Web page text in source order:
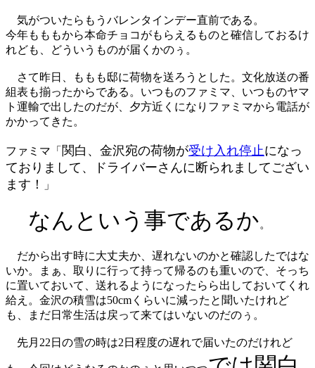
気がついたらもうバレンタインデー直前である。
今年もももから本命チョコがもらえるものと確信しておるけ
れども、どういうものが届くかのぅ。
さて昨日、ももも邸に荷物を送ろうとした。文化放送の番
組表も揃ったからである。いつものファミマ、いつものヤマ
ト運輸で出したのだが、夕方近くになりファミマから電話が
かかってきた。
ファミマ「 関白、金沢宛の荷物が受け入れ停止になっ
ておりまして、ドライバーさんに断られましてござい
ます！
」
なんという事であるか。
だから出す時に大丈夫か、遅れないのかと確認したではな
いか。まぁ、取りに行って持って帰るのも重いので、そっち
に置いておいて、送れるようになったらら出しておいてくれ
給え。金沢の積雪は50cmくらいに減ったと聞いたけれど
も、まだ日常生活は戻って来てはいないのだのぅ。
先月22日の雪の時は2日程度の遅れで届いたのだけれど